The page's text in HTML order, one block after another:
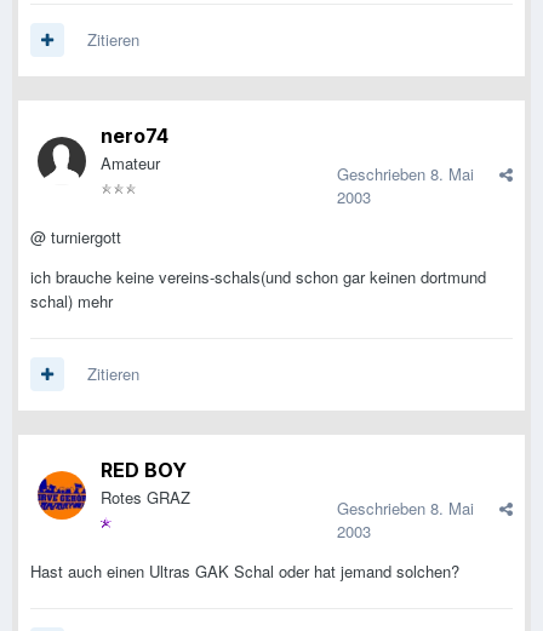
Zitieren
nero74
Amateur Geschrieben 8. Mai
2003
@ turniergott
ich brauche keine vereins-schals(und schon gar keinen dortmund
schal) mehr
Zitieren
RED BOY
Rotes GRAZ Geschrieben 8. Mai
2003
Hast auch einen Ultras GAK Schal oder hat jemand solchen?